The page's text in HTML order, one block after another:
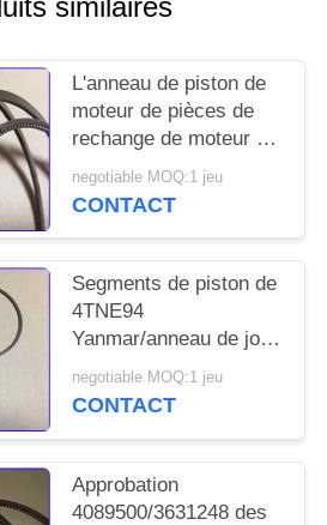
similaires
L'anneau de piston de
moteur de pièces de
rechange de moteur de
Yanmar 4TNV94 a
placé 129906-22050
negotiable MOQ:1 jeu
CONTACT
Segments de piston de
4TNE94
Yanmar/anneau de joint
de piston 129901 -
22050 longtemps
negotiable MOQ:1 jeu
CONTACT
Approbation
4089500/3631248 des